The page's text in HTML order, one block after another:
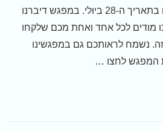
הקהילה שלנו שהתקיים בתאריך ה-28 ביולי. במפגש דיברנו
מודים לכל אחד ואחת מכם שלקחו
לראותכם גם במפגשינו
לחצו …